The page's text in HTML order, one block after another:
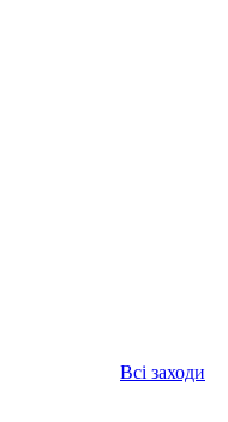
Всі заходи